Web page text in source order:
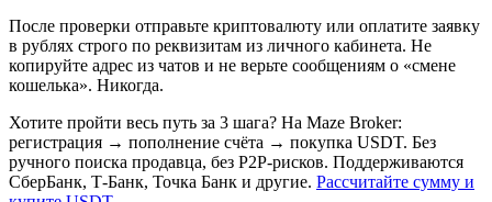
После проверки отправьте криптовалюту или оплатите заявку
в рублях строго по реквизитам из личного кабинета. Не
копируйте адрес из чатов и не верьте сообщениям о «смене
кошелька». Никогда.
Хотите пройти весь путь за 3 шага? На Maze Broker:
регистрация → пополнение счёта → покупка USDT. Без
ручного поиска продавца, без P2P-рисков. Поддерживаются
СберБанк, Т-Банк, Точка Банк и другие. Рассчитайте сумму и